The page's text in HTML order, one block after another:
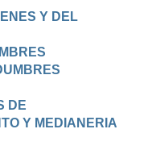
Y DEL
DE
Y MEDIANERIA